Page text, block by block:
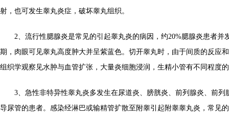
射，也可发生睾丸炎症，破坏睾丸组织。
2、流行性腮腺炎是常见的引起睾丸炎的病因，约20%腮腺炎患者并
期，肉眼可见睾丸高度肿大并呈紫蓝色。切开睾丸时，由于间质的反应
组织学观察见水肿与血管扩张，大量炎细胞浸润，生精小管有不同程度
3、急性非特异性睾丸炎多发生在尿道炎、膀胱炎、前列腺炎、前列
导尿管的患者。感染经淋巴或输精管扩散至附睾引起附睾睾丸炎，常见